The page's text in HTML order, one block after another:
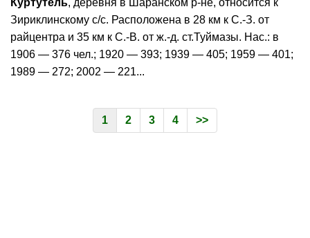
Зириклинскому с/с. Расположена в 28 км к С.-З. от
райцентра и 35 км к С.-В. от ж.-д. ст.Туймазы. Нас.: в
1906 — 376 чел.; 1920 — 393; 1939 — 405; 1959 — 401;
1989 — 272; 2002 — 221...
1 2 3 4 >>